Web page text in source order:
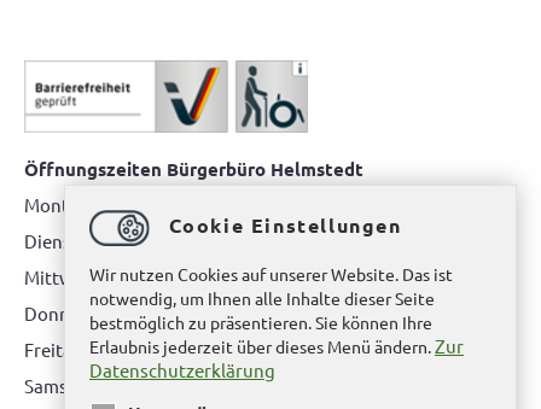
Öffnungszeiten Bürgerbüro Helmstedt
Montag: 08.00 bis 12.00 Uhr
Dienstag: 08.00 bis 12.00 Uhr & 15.00 Uhr bis 17.00 Uhr
Mittwoch: nur nach Terminvereinbarung
Donnerstag: 08.00 bis 12.00 Uhr & 14.00 Uhr bis 16.00 Uhr
Freitag: nur nach Terminvereinbarung
Samstag:bitte hier klicken
Cookie Einstellungen
Wir nutzen Cookies auf unserer Website. Das ist
notwendig, um Ihnen alle Inhalte dieser Seite
bestmöglich zu präsentieren. Sie können Ihre
Erlaubnis jederzeit über dieses Menü ändern.Zur
Datenschutzerklärung